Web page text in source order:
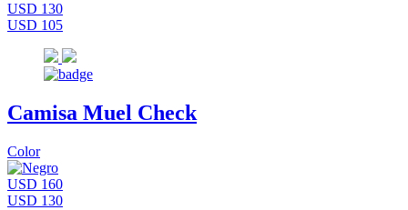
USD 130
USD 105
Camisa Muel Check
Color
USD 160
USD 130